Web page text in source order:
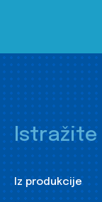
Istražite
Iz produkcije